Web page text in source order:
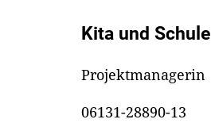
Kita und Schule
Projektmanagerin
06131-28890-13